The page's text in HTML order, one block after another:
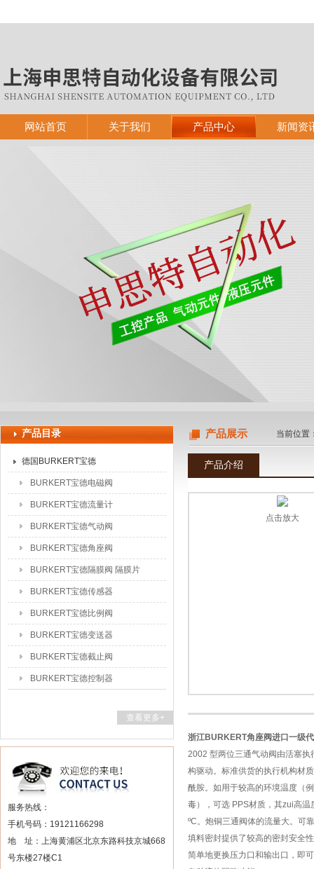
网站首页 关于我们 产品中心 新闻资
产品目录
德国BURKERT宝德
BURKERT宝德电磁阀
BURKERT宝德流量计
BURKERT宝德气动阀
BURKERT宝德角座阀
BURKERT宝德隔膜阀 隔膜片
BURKERT宝德传感器
BURKERT宝德比例阀
BURKERT宝德变送器
BURKERT宝德截止阀
BURKERT宝德控制器
查看更多+
服务热线：
手机号码：19121166298
地 址：上海黄浦区北京东路科技京城668
号东楼27楼C1
产品展示 当前位置
产品介绍
点击放大
浙江BURKERT角座阀进口一级
2002 型两位三通气动阀由活塞执
构驱动。标准供货的执行机构材
酰胺。如用于较高的环境温度（
毒），可选 PPS材质，其zui高温
ºC。炮铜三通阀体的流量大。可
填料密封提供了较高的密封安全
简单地更换压力口和输出口，即